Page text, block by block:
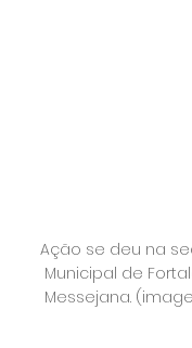
Ação se deu na
Municipal de
Messejana.